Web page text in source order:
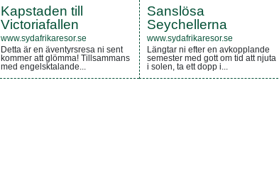
Kapstaden till
Victoriafallen
www.sydafrikaresor.se
Detta är en äventyrsresa ni sent
kommer att glömma! Tillsammans
med engelsktalande...
Sanslösa
Seychellerna
www.sydafrikaresor.se
Längtar ni efter en avkopplande
semester med gott om tid att njuta
i solen, ta ett dopp i...